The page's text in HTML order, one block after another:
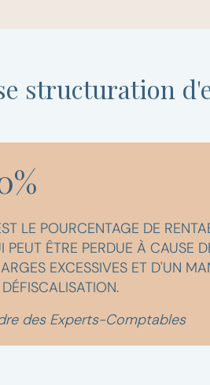
structuration
LE POURCENTAGE DE
PEUT ÊTRE PERDUE À CAUSE
EXCESSIVES ET D'UN
des Experts-Comptables